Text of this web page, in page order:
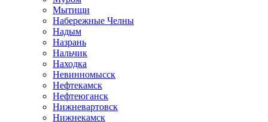
Мытищи
Набережные Челны
Надым
Назрань
Нальчик
Находка
Невинномысск
Нефтекамск
Нефтеюганск
Нижневартовск
Нижнекамск